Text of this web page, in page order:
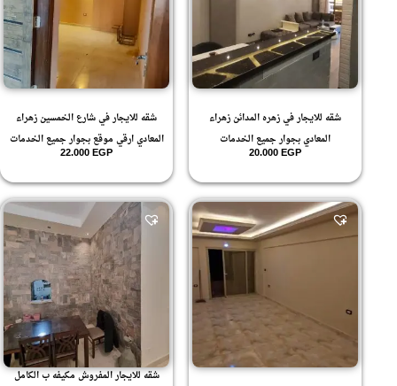
شقه للايجار في زهره المدائن زهراء
المعادي بجوار جميع الخدمات
20.000EGP
شقه للايجار في شارع الخمسين زهراء
المعادي ارقي موقع بجوار جميع الخدمات
22.000EGP
شقه للايجار المفروش مكيفه ب الكامل